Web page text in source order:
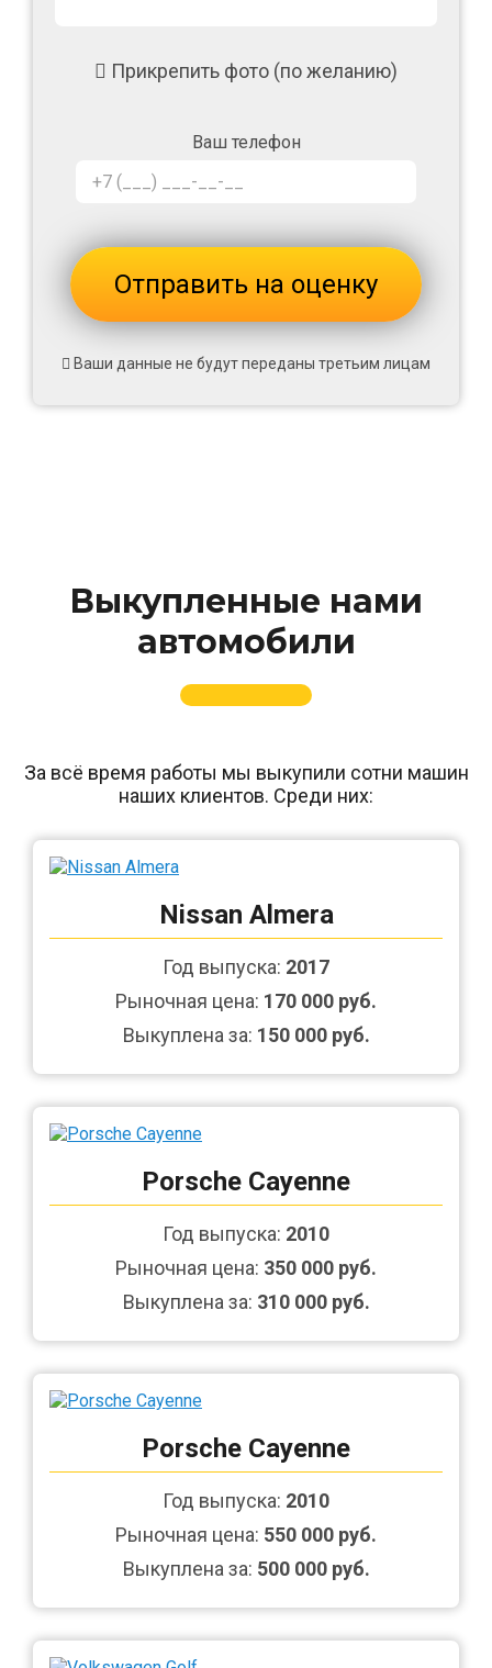
Прикрепить фото (по желанию)
Ваш телефон
Ваши данные не будут переданы третьим лицам
Выкупленные нами
автомобили
За всё время работы мы выкупили сотни машин
наших клиентов. Среди них:
Nissan Almera
Год выпуска: 2017
Рыночная цена: 170 000 руб.
Выкуплена за: 150 000 руб.
Porsche Cayenne
Год выпуска: 2010
Рыночная цена: 350 000 руб.
Выкуплена за: 310 000 руб.
Porsche Cayenne
Год выпуска: 2010
Рыночная цена: 550 000 руб.
Выкуплена за: 500 000 руб.